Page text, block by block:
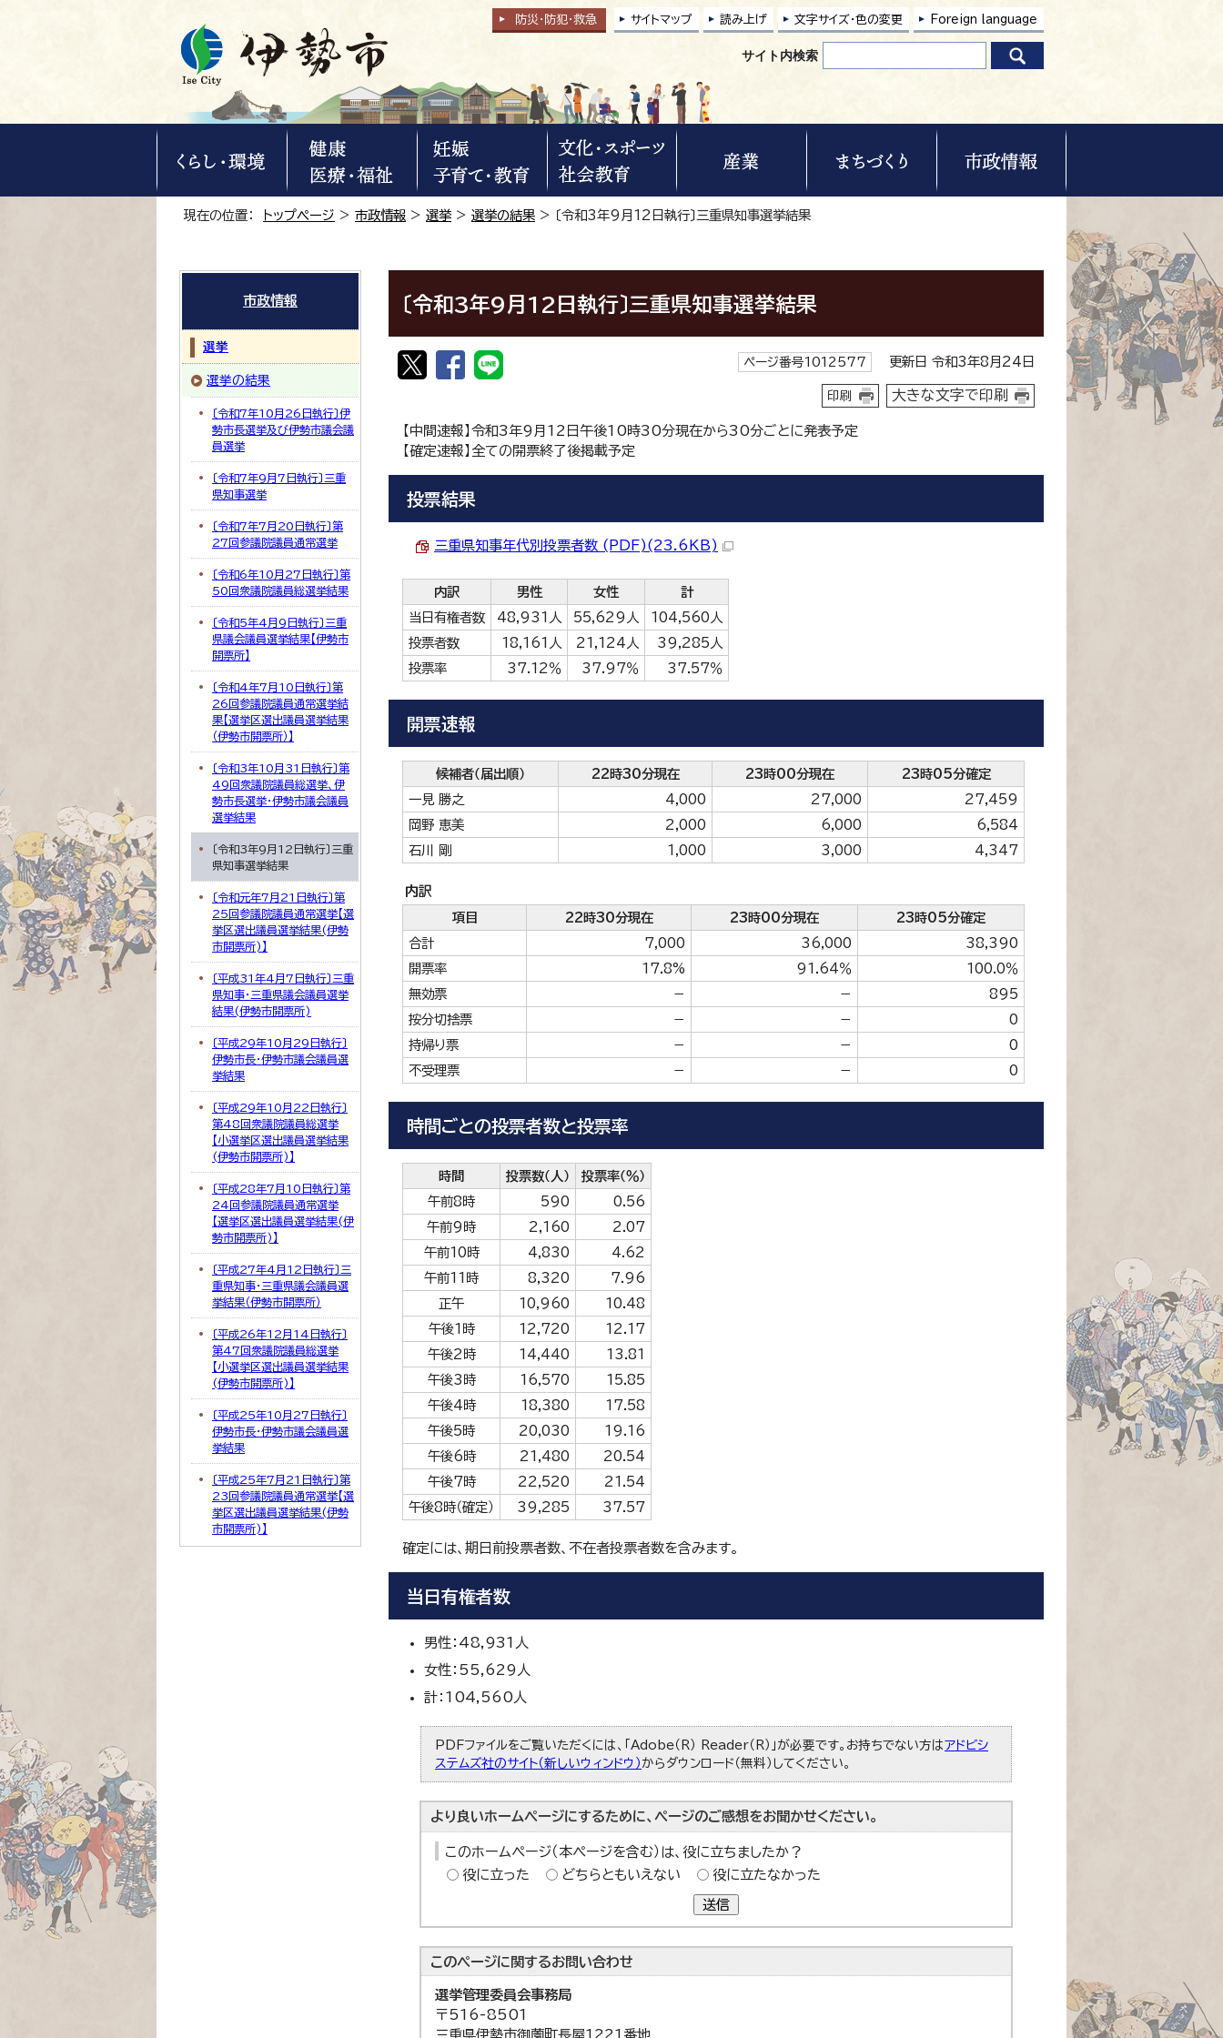
防災・防犯・救急 サイトマップ 読み上げ 文字サイズ・色の変更 Foreign language
サイト内検索
現在の位置： トップページ > 市政情報 > 選挙 > 選挙の結果 > 〔令和3年9月12日執行〕三重県知事選挙結果
〔令和3年9月12日執行〕三重県知事選挙結果
ページ番号1012577 更新日 令和3年8月24日
印刷 大きな文字で印刷
【中間速報】令和3年9月12日午後10時30分現在から30分ごとに発表予定
【確定速報】全ての開票終了後掲載予定
投票結果
三重県知事年代別投票者数 (PDF)(23.6KB)
内訳 男性 女性
計
当日有権者数
48,931人 55,629人
104,560人
投票者数
18,161人 21,124人
39,285人
投票率
37.12％ 37.97％ 37.57％
開票速報
候補者（届出順） 22時30分現在 23時00分現在
23時05分確定
一見 勝之
4,000 27,000
27,459
岡野 恵美
2,000 6,000
6,584
石川 剛
1,000 3,000 4,347
内訳
項目
22時30分現在 23時00分現在
23時05分確定
合計
7,000 36,000
38,390
開票率
17.8% 91.64％
100.0％
無効票
－ －
895
按分切捨票
－ －
0
持帰り票
－ －
0
不受理票
－ － 0
時間ごとの投票者数と投票率
時間 投票数（人）
投票率（％）
午前8時
590
0.56
午前9時
2,160
2.07
午前10時
4,830
4.62
午前11時
8,320
7.96
正午
10,960
10.48
午後1時
12,720
12.17
午後2時
14,440
13.81
午後3時
16,570
15.85
午後4時
18,380
17.58
午後5時
20,030
19.16
午後6時
21,480
20.54
午後7時
22,520
21.54
午後8時（確定）
39,285 37.57
確定には、期日前投票者数、不在者投票者数を含みます。
当日有権者数
男性：48,931人
女性：55,629人
計：104,560人
PDFファイルをご覧いただくには、「Adobe（R） Reader（R）」が必要です。お持ちでない方はアドビシ
ステムズ社のサイト（新しいウィンドウ） からダウンロード（無料）してください。
より良いホームページにするために、ページのご感想をお聞かせください。
このホームページ（本ページを含む）は、役に立ちましたか？
役に立った
どちらともいえない 役に立たなかった
送信
このページに関するお問い合わせ
選挙管理委員会事務局
〒516-8501
三重県伊勢市御薗町長屋1221番地
市政情報
選挙
選挙の結果
〔令和7年10月26日執行〕伊
勢市長選挙及び伊勢市議会議
員選挙
〔令和7年9月7日執行〕三重
県知事選挙
〔令和7年7月20日執行〕第
27回参議院議員通常選挙
〔令和6年10月27日執行〕第
50回衆議院議員総選挙結果
〔令和5年4月9日執行〕三重
県議会議員選挙結果【伊勢市
開票所】
〔令和4年7月10日執行〕第
26回参議院議員通常選挙結
果【選挙区選出議員選挙結果
（伊勢市開票所）】
〔令和3年10月31日執行〕第
49回衆議院議員総選挙、伊
勢市長選挙・伊勢市議会議員
選挙結果
〔令和3年9月12日執行〕三重
県知事選挙結果
〔令和元年7月21日執行〕第
25回参議院議員通常選挙【選
挙区選出議員選挙結果(伊勢
市開票所)】
〔平成31年4月7日執行〕三重
県知事・三重県議会議員選挙
結果(伊勢市開票所)
〔平成29年10月29日執行〕
伊勢市長・伊勢市議会議員選
挙結果
〔平成29年10月22日執行〕
第48回衆議院議員総選挙
【小選挙区選出議員選挙結果
(伊勢市開票所)】
〔平成28年7月10日執行〕第
24回参議院議員通常選挙
【選挙区選出議員選挙結果(伊
勢市開票所)】
〔平成27年4月12日執行〕三
重県知事・三重県議会議員選
挙結果（伊勢市開票所）
〔平成26年12月14日執行〕
第47回衆議院議員総選挙
【小選挙区選出議員選挙結果
(伊勢市開票所)】
〔平成25年10月27日執行〕
伊勢市長・伊勢市議会議員選
挙結果
〔平成25年7月21日執行〕第
23回参議院議員通常選挙【選
挙区選出議員選挙結果(伊勢
市開票所)】